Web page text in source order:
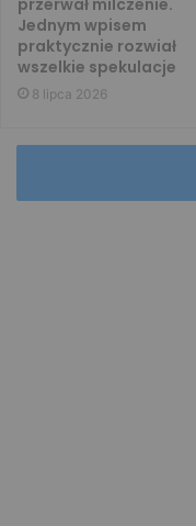
przerwał milczenie.
Jednym wpisem
praktycznie rozwiał
wszelkie spekulacje
8 lipca 2026